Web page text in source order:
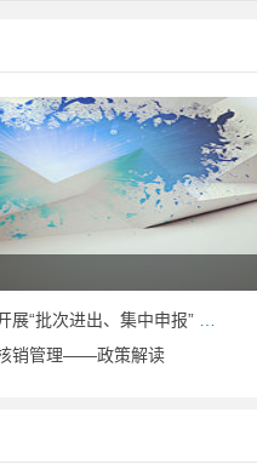
次进出、集中申报” 业务的公告
销管理——政策解读